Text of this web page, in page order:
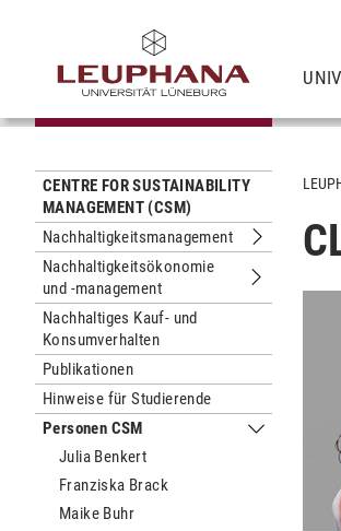
CENTRE FOR SUSTAINABILITY
MANAGEMENT (CSM)
Nachhaltigkeitsmanagement
Untermenu
Nachhaltigkeitsökonomie
und -management
Untermenu
Nachhaltiges Kauf- und
Konsumverhalten
Publikationen
Hinweise für Studierende
Personen CSM
Untermenu
Julia Benkert
Franziska Brack
Maike Buhr